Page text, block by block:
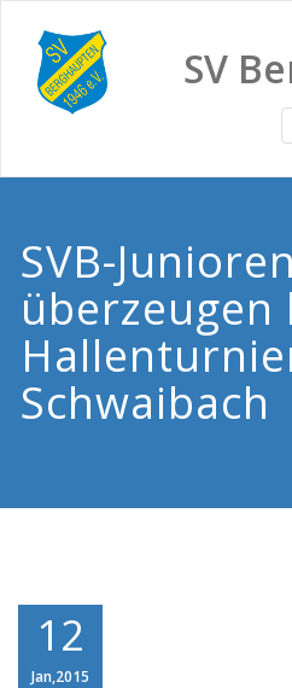
SV
SVB-Junioren
überzeugen
Schwaibach
12
Jan,2015